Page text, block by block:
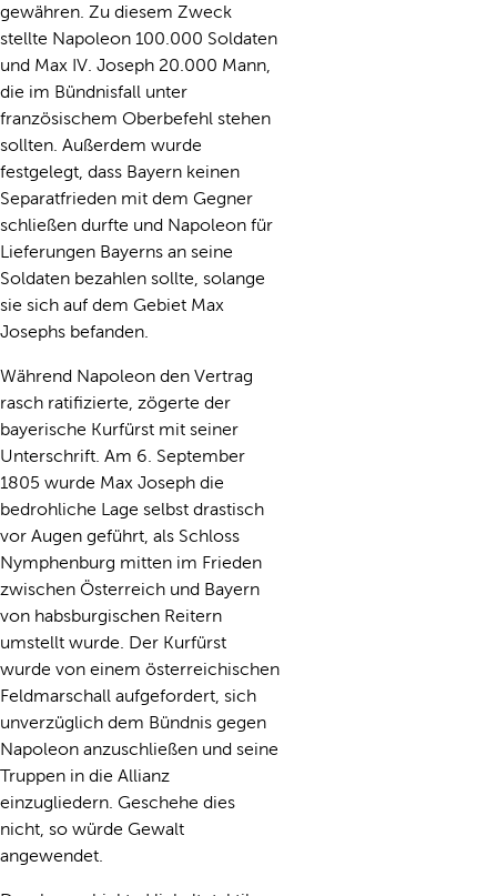
gewähren. Zu diesem Zweck
stellte Napoleon 100.000 Soldaten
und Max IV. Joseph 20.000 Mann,
die im Bündnisfall unter
französischem Oberbefehl stehen
sollten. Außerdem wurde
festgelegt, dass Bayern keinen
Separatfrieden mit dem Gegner
schließen durfte und Napoleon für
Lieferungen Bayerns an seine
Soldaten bezahlen sollte, solange
sie sich auf dem Gebiet Max
Josephs befanden.
Während Napoleon den Vertrag
rasch ratifizierte, zögerte der
bayerische Kurfürst mit seiner
Unterschrift. Am 6. September
1805 wurde Max Joseph die
bedrohliche Lage selbst drastisch
vor Augen geführt, als Schloss
Nymphenburg mitten im Frieden
zwischen Österreich und Bayern
von habsburgischen Reitern
umstellt wurde. Der Kurfürst
wurde von einem österreichischen
Feldmarschall aufgefordert, sich
unverzüglich dem Bündnis gegen
Napoleon anzuschließen und seine
Truppen in die Allianz
einzugliedern. Geschehe dies
nicht, so würde Gewalt
angewendet.